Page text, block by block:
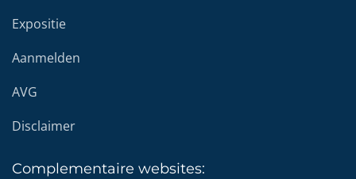
Expositie
Aanmelden
AVG
Disclaimer
Complementaire websites: